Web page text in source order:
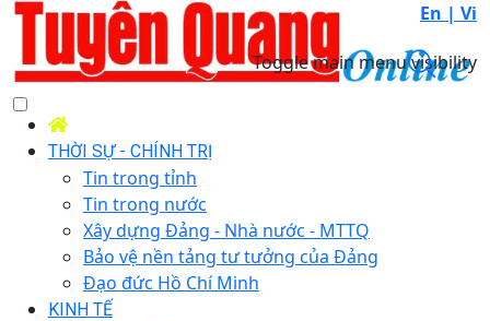
En | Vi
Toggle main menu visibility
THỜI SỰ - CHÍNH TRỊ
Tin trong tỉnh
Tin trong nước
Xây dựng Đảng - Nhà nước - MTTQ
Bảo vệ nền tảng tư tưởng của Đảng
Đạo đức Hồ Chí Minh
KINH TẾ